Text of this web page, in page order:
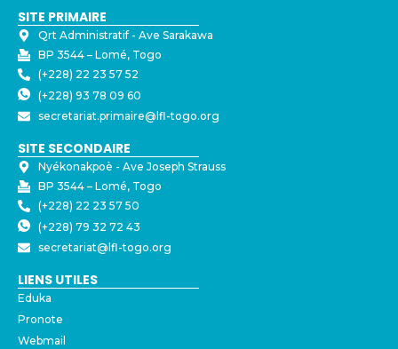
SITE PRIMAIRE
Qrt Administratif - ⁠Ave Sarakawa
BP 3544 – Lomé, Togo
(+228) 22 23 57 52
(+228) 93 78 09 60
secretariat.primaire@lfl-togo.org
SITE SECONDAIRE
Nyékonakpoè - ⁠Ave Joseph Strauss
BP 3544 – Lomé, Togo
(+228) 22 23 57 50
(+228) 79 32 72 43
secretariat@lfl-togo.org
LIENS UTILES
Eduka
Pronote
Webmail